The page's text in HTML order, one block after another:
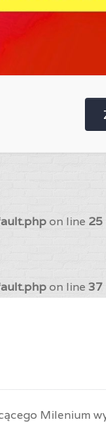
on line 25
on line 37
Milenium